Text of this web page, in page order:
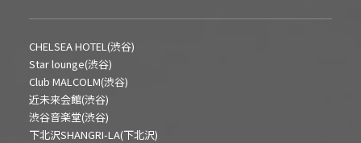
CHELSEA HOTEL(渋谷)
Star lounge(渋谷)
Club MALCOLM(渋谷)
近未来会館(渋谷)
渋谷音楽堂(渋谷)
下北沢SHANGRI-LA(下北沢)